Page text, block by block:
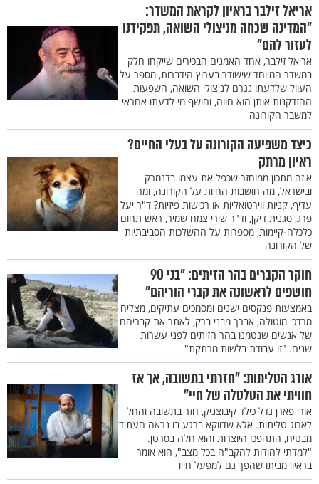
אריאל זילבר בראיון לקראת המשדר:
"המדינה שכחה מניצולי השואה, תפקידנו
לעזור להם"
אריאל זילבר, אחד האמנים הבכירים שייקחו חלק
במשדר המיוחד שישודר בערוץ הידברות, מספר על
העוול שלדעתו נגרם לניצולי השואה, השפעות
ההזדקנות אותן הוא חווה, וחושף מי לדעתו אחראי
למשבר הקורונה
כיצד משפיעה הקורונה על בעלי החיים?
ראיון מרתק
איזה מתכון ממוחזר שכפל את עצמו בדנמרק
ובישראל, מה חושבות החיות על הקורונה, ומה
עדיף, קניות ווירטואליות או רכישות פיזיות? ד"ר יעל
פרג, סגנית דיקן, וד"ר שירי צמח שמיר, ראש תחום
כלכלה-קיימות, מספרות על ההשלכות הסביבתיות
של הקורונה
חוקר הקברים בהר הזיתים: "בני 90
חושפים לראשונה את קברי הוריהם"
באמצעות פנקסים ישנים ומסמכים עתיקים, מצליח
מרדכי מוטולה, אברך מבני ברק, לאתר את קבריהם
של אנשים שנטמנו בהר הזיתים לפני עשרות
שנים. "זו עבודת בלשות מרתקת"
אורג הטליתות: "חזרתי בתשובה, אך אז
חוויתי את הטלטלה של חיי"
אורי פארן גדל כילד קיבוצניק, חזר בתשובה והחל
לארוג טליתות. אלא שדווקא ברגע בו נראה העתיד
מבטיח, התהפכו היוצרות והוא חלה בסרטן.
"למדתי להודות להקב"ה בכל מצב", הוא אומר
בראיון מביתו שהפך גם למפעל חייו